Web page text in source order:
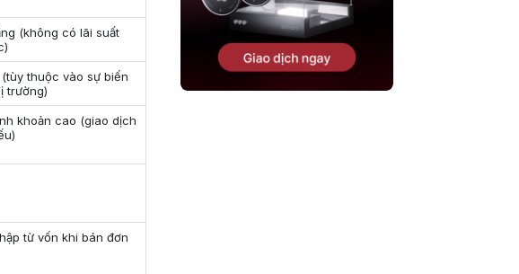
(không có lãi suất
thuộc vào sự biến
trường)
khoản cao (giao dịch
từ vốn khi bán đơn